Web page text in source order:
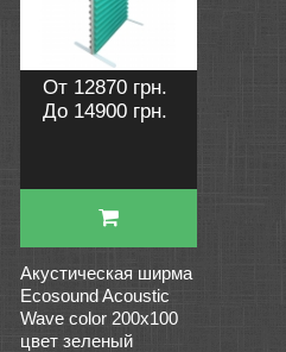
От 12870 грн.
До 14900 грн.
Акустическая ширма
Ecosound Acoustic
Wave color 200х100
цвет зеленый